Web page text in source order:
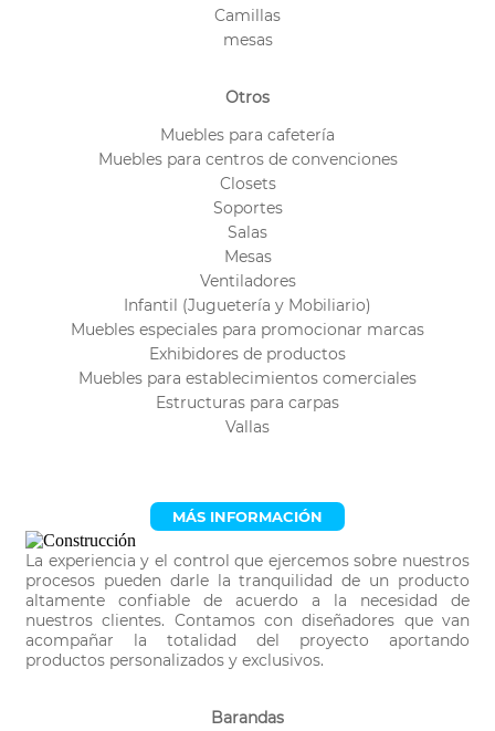
Camillas
mesas
Otros
Muebles para cafetería
Muebles para centros de convenciones
Closets
Soportes
Salas
Mesas
Ventiladores
Infantil (Juguetería y Mobiliario)
Muebles especiales para promocionar marcas
Exhibidores de productos
Muebles para establecimientos comerciales
Estructuras para carpas
Vallas
MÁS INFORMACIÓN
La experiencia y el control que ejercemos sobre nuestros
procesos pueden darle la tranquilidad de un producto
altamente confiable de acuerdo a la necesidad de
nuestros clientes. Contamos con diseñadores que van
acompañar la totalidad del proyecto aportando
productos personalizados y exclusivos.
Barandas